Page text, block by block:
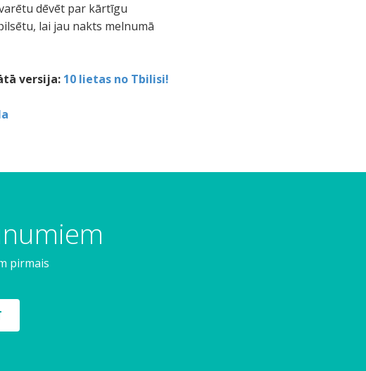
dēvēt par kārtīgu
lai jau nakts melnumā
versija: 10 lietas no Tbilisi!
pirmais